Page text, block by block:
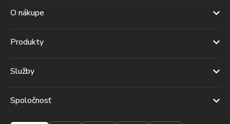
O nákupe
Produkty
Služby
Spoločnosť